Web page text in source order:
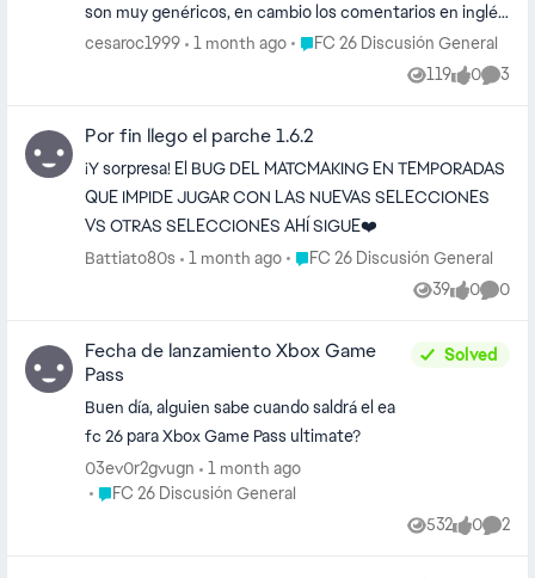
son muy genéricos, en cambio los comentarios en inglés
están mucho más completos, mencionan la mayoría de
jugadores incluyendo a Neymar. En los relatos de español
latino nisiquiera mencionan a Neymar cuando recibe el
español latino ya que se arruina mucho la experiencia.
cesaroc1999 1 month ago Place FC 26 Discusión General
FC 26 Discusión General
119
Views 0
likes 3
Por fin llego el parche 1.6.2
¡Y sorpresa! El BUG DEL MATCMAKING EN TEMPORADAS
QUE IMPIDE JUGAR CON LAS NUEVAS SELECCIONES
VS OTRAS SELECCIONES AHÍ SIGUE❤️
Battiato80s
1 month ago Place FC 26 Discusión General
FC 26 Discusión General
39
Views 0
likes 0
Fecha de lanzamiento Xbox Game
Pass
Buen día, alguien sabe cuando saldrá el ea
fc 26 para Xbox Game Pass ultimate?
Solved
03ev0r2gvugn
1 month ago
Place FC 26 Discusión General
FC 26 Discusión General
532
Views 0
likes 2